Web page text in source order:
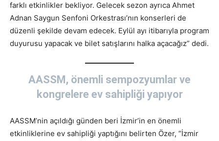
farklı etkinlikler bekliyor. Gelecek sezon ayrıca Ahmet
Adnan Saygun Senfoni Orkestrası’nın konserleri de
düzenli şekilde devam edecek. Eylül ayı itibarıyla program
duyurusu yapacak ve bilet satışlarını halka açacağız” dedi.
AASSM, önemli sempozyumlar ve
kongrelere ev sahipliği yapıyor
AASSM’nin açıldığı günden beri İzmir’in en önemli
etkinliklerine ev sahipliği yaptığını belirten Özer, “İzmir